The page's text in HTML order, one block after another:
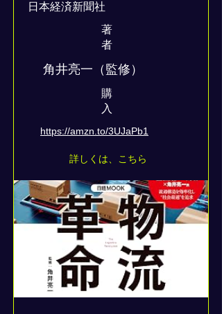
日本経済新聞社
著
者
角井亮一（監修）
​購
入
https://amzn.to/3UJaPb1
詳しくは、こちら